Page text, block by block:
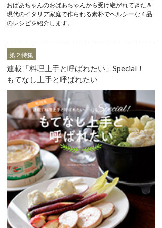
おばあちゃんのおばあちゃんから受け継がれてきた＆
現代のイタリア家庭で作られる素朴でヘルシーな４品
のレシピを紹介します。
第２特集
連載「料理上手と呼ばれたい」Special！
もてなし上手と呼ばれたい